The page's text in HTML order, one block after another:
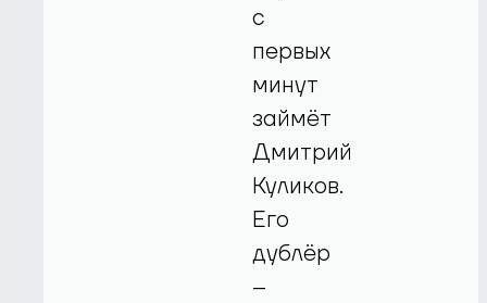
с
первых
минут
займёт
Дмитрий
Куликов.
Его
дублёр
–